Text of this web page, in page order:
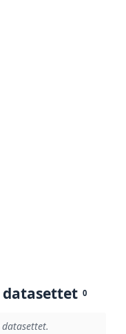
datasettet 0